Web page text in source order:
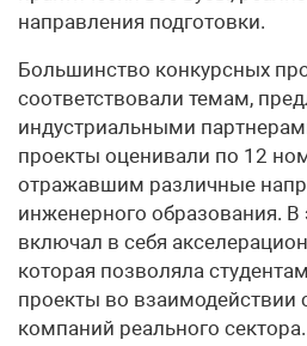
направления подготовки.
Большинство конкурсных
соответствовали темам,
индустриальными
проекты оценивали по 12
отражавшим различные
инженерного образования. В
включал в себя
которая позволяла
проекты во взаимодействии
компаний реального сектора.